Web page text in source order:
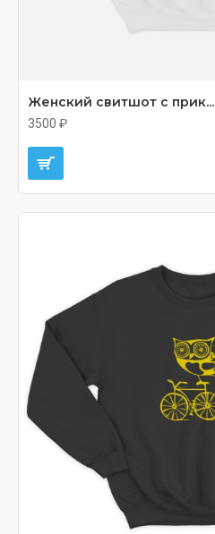
Женский свитшот с прик...
3500 ₽